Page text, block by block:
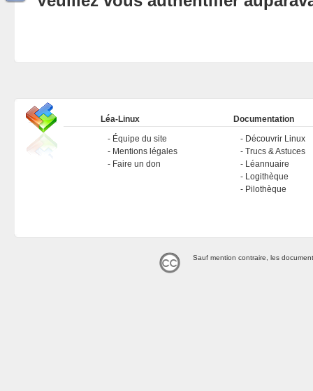
Léa-Linux
Équipe du site
Mentions légales
Faire un don
Documentation
Découvrir Linux
Trucs & Astuces
Léannuaire
Logithèque
Pilothèque
Sauf mention contraire, les